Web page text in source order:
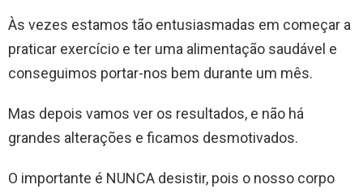
Às vezes estamos tão entusiasmadas em começar a
praticar exercício e ter uma alimentação saudável e
conseguimos portar-nos bem durante um mês.
Mas depois vamos ver os resultados, e não há
grandes alterações e ficamos desmotivados.
O importante é NUNCA desistir, pois o nosso corpo